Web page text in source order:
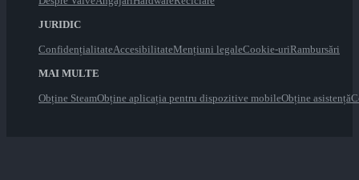
JURIDIC
ConfidențialitateAccesibilitateMențiuni legaleCookie-uriRambursări
MAI MULTE
Obține SteamObține aplicația pentru dispozitive mobileObține asistență